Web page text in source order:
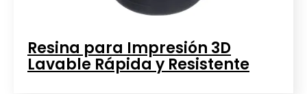
Resina para Impresión 3D
Lavable Rápida y Resistente